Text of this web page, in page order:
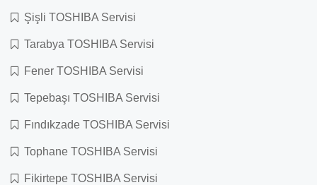
Şişli TOSHIBA Servisi
Tarabya TOSHIBA Servisi
Fener TOSHIBA Servisi
Tepebaşı TOSHIBA Servisi
Fındıkzade TOSHIBA Servisi
Tophane TOSHIBA Servisi
Fikirtepe TOSHIBA Servisi